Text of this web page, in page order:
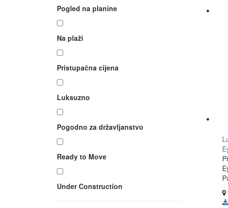
Pogled na planine
Na plaži
Pristupačna cijena
Luksuzno
Pogodno za državljanstvo
Ready to Move
Under Construction